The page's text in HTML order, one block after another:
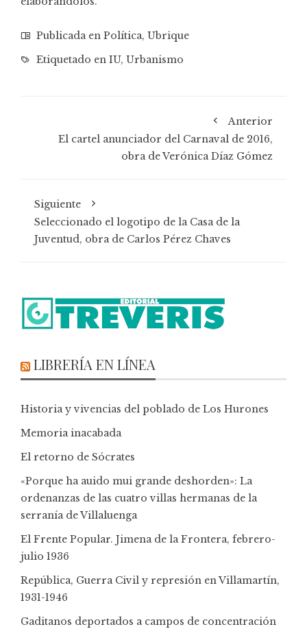
Publicada en Política, Ubrique
Etiquetado en IU, Urbanismo
Anterior
El cartel anunciador del Carnaval de 2016,
obra de Verónica Díaz Gómez
Siguiente
Seleccionado el logotipo de la Casa de la
Juventud, obra de Carlos Pérez Chaves
LIBRERÍA EN LÍNEA
Historia y vivencias del poblado de Los Hurones
Memoria inacabada
El retorno de Sócrates
«Porque ha auido mui grande deshorden»: La
ordenanzas de las cuatro villas hermanas de la
serranía de Villaluenga
El Frente Popular. Jimena de la Frontera, febrero-
julio 1936
República, Guerra Civil y represión en Villamartín,
1931-1946
Gaditanos deportados a campos de concentración